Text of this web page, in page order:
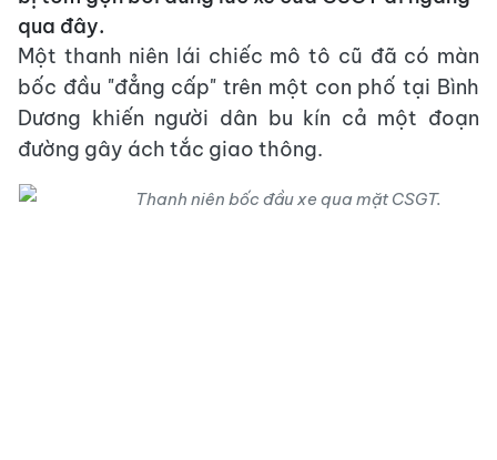
qua đây.
Một thanh niên lái chiếc mô tô cũ đã có màn
bốc đầu "đẳng cấp" trên một con phố tại Bình
Dương khiến người dân bu kín cả một đoạn
đường gây ách tắc giao thông.